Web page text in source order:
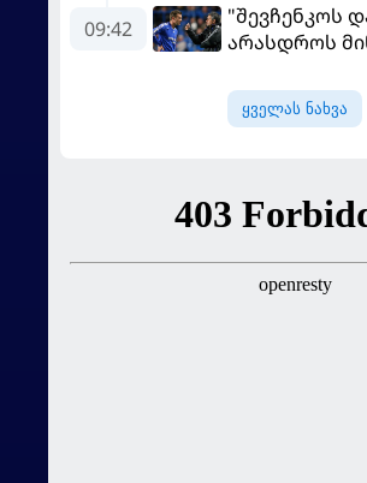
შევალიეს
09:42
"შევჩენკოს
არასდროს
ტრანსფერი
ყველას ნახვა